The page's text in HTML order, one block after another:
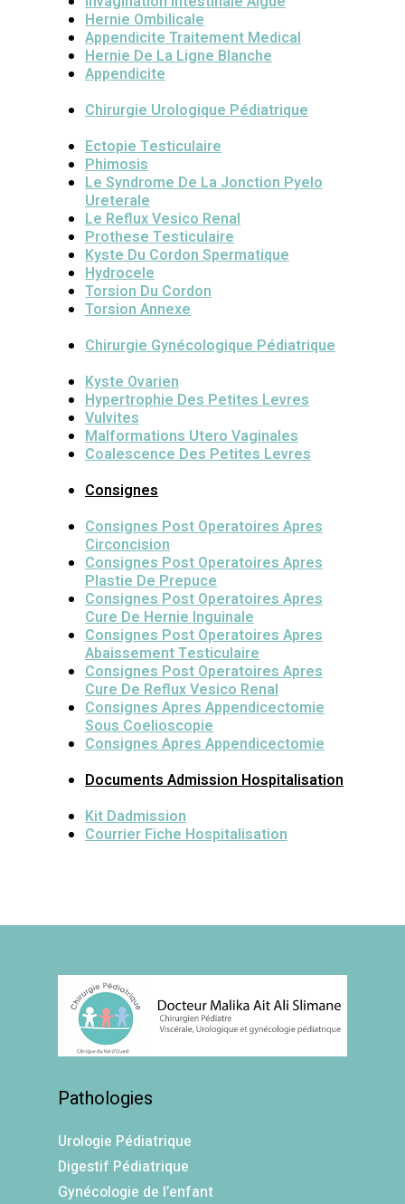
Hernie Ombilicale
Appendicite Traitement Medical
Hernie De La Ligne Blanche
Appendicite
Chirurgie Urologique Pédiatrique
Ectopie Testiculaire
Phimosis
Le Syndrome De La Jonction Pyelo
Ureterale
Le Reflux Vesico Renal
Prothese Testiculaire
Kyste Du Cordon Spermatique
Hydrocele
Torsion Du Cordon
Torsion Annexe
Chirurgie Gynécologique Pédiatrique
Kyste Ovarien
Hypertrophie Des Petites Levres
Vulvites
Malformations Utero Vaginales
Coalescence Des Petites Levres
Consignes
Consignes Post Operatoires Apres
Circoncision
Consignes Post Operatoires Apres
Plastie De Prepuce
Consignes Post Operatoires Apres
Cure De Hernie Inguinale
Consignes Post Operatoires Apres
Abaissement Testiculaire
Consignes Post Operatoires Apres
Cure De Reflux Vesico Renal
Consignes Apres Appendicectomie
Sous Coelioscopie
Consignes Apres Appendicectomie
Documents Admission Hospitalisation
Kit Dadmission
Courrier Fiche Hospitalisation
Pathologies
Urologie Pédiatrique
Digestif Pédiatrique
Gynécologie de l’enfant